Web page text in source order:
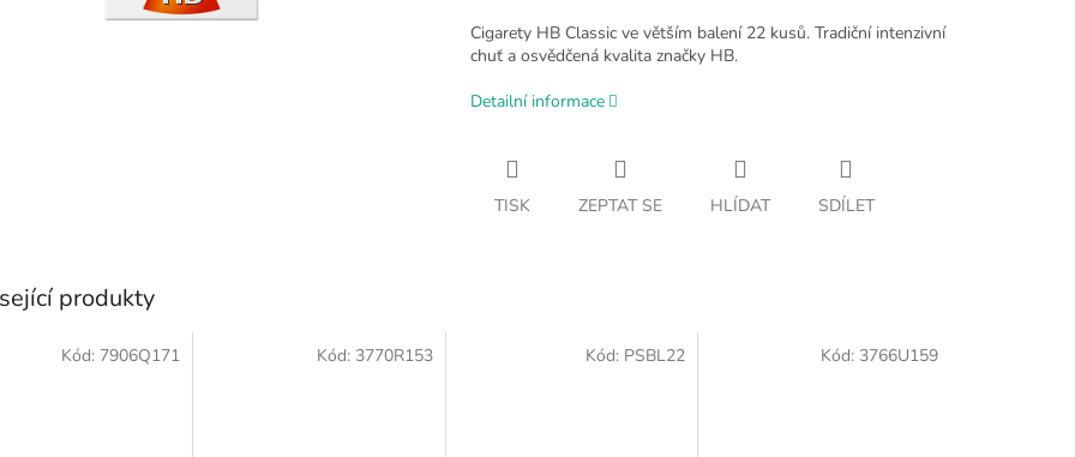
Cigarety HB Classic ve větším balení 22 kusů. Tradiční intenzivní
chuť a osvědčená kvalita značky HB.
Detailní informace
TISK ZEPTAT SE HLÍDAT SDÍLET
produkty
Kód: 7906Q171 Kód: 3770R153 Kód: PSBL22 Kód: 3766U159